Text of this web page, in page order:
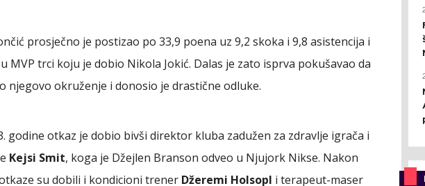
prosječno je postizao po 33,9 poena uz 9,2 skoka i 9,8 asistencija i
MVP trci koju je dobio Nikola Jokić. Dalas je zato isprva pokušavao da
njegovo okruženje i donosio je drastične odluke.
godine otkaz je dobio bivši direktor kluba zadužen za zdravlje igrača i
Kejsi Smit, koga je Džejlen Branson odveo u Njujork Nikse. Nakon
su dobili i kondicioni trener Džeremi Holsopl i terapeut-maser